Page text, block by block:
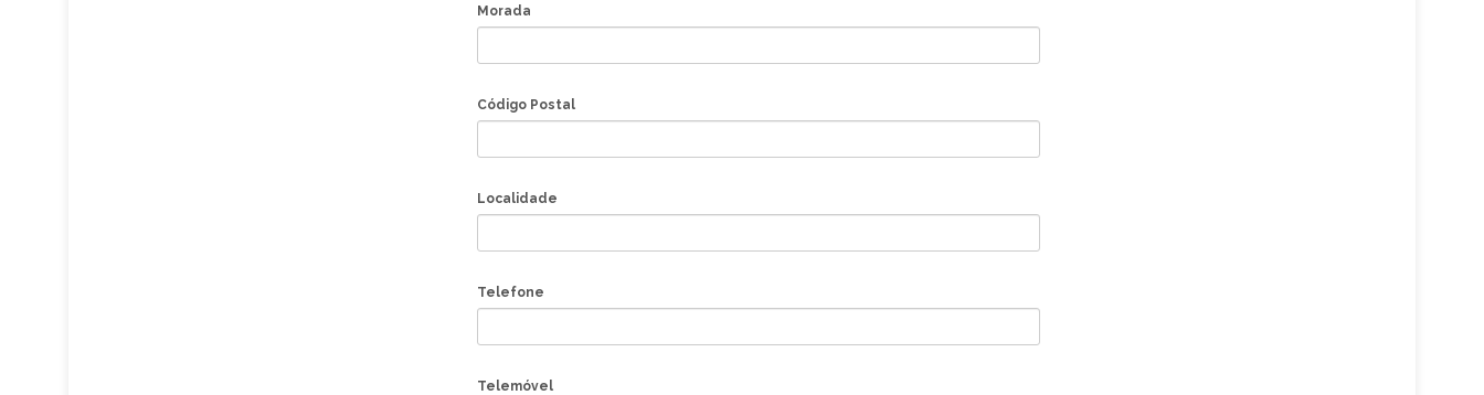
Morada
Código Postal
Localidade
Telefone
Telemóvel